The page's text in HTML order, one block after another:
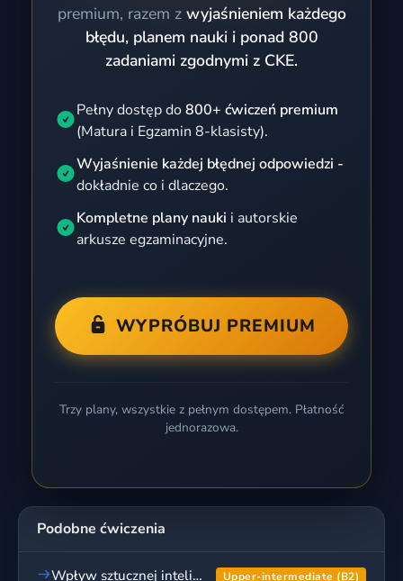
premium, razem z wyjaśnieniem każdego
błędu, planem nauki i ponad 800
zadaniami zgodnymi z CKE.
Pełny dostęp do800+ ćwiczeń premium
(Matura i Egzamin 8-klasisty).
Wyjaśnienie każdej błędnej odpowiedzi -
dokładnie co i dlaczego.
Kompletne plany nauki i autorskie
arkusze egzaminacyjne.
WYPRÓBUJ PREMIUM
Trzy plany, wszystkie z pełnym dostępem. Płatność
jednorazowa.
Podobne ćwiczenia
Wpływ sztucznej inteligencji na codzienne życie - artykuł Upper-intermediate (B2)